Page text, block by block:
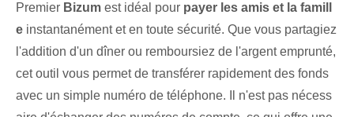
Premier Bizum est idéal pour payer les amis et la famill
e instantanément et en toute sécurité. Que vous partagiez
l'addition d'un dîner ou remboursiez de l'argent emprunté,
cet outil vous permet de transférer rapidement des fonds
avec un simple numéro de téléphone. Il n'est pas nécess